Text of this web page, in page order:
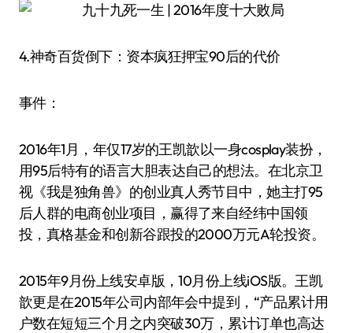
4.神奇百货倒下：资本疯狂押宝90后的代价
事件：
2016年1月，年仅17岁的王凯歆以一身cosplay装扮，
用95后特有的语言大胆表达自己的想法。在北京卫
视《我是独角兽》的创业真人秀节目中，她主打95
后人群的电商创业项目，赢得了来自经纬中国领
投，真格基金和创新谷跟投的2000万元A轮投资。
2015年9月份上线安卓版，10月份上线iOS版。王凯
歆更是在2015年公司内部年会中提到，“产品累计用
户数在短短三个月之内突破30万，累计订单也高达